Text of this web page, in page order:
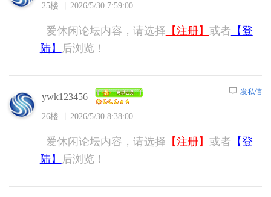
25楼 2026/5/30 7:59:00
爱休闲论坛内容，请选择 【注册】 或者 【登
陆】
后浏览！
ywk123456
26楼 2026/5/30 8:38:00
发私信
爱休闲论坛内容，请选择 【注册】 或者 【登
陆】
后浏览！